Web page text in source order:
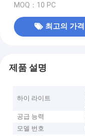
MOQ：10 PC
최고의 가격
제품 설명
하이 라이트
공급 능력
모델 번호